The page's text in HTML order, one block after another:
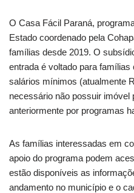
O Casa Fácil Paraná,
Estado coordenado pela
famílias desde 2019. O
entrada é voltado para
salários mínimos (atualmente
necessário não possuir imóvel
anteriormente por programas
As famílias interessadas em
apoio do programa podem
estão disponíveis as
andamento no município e o